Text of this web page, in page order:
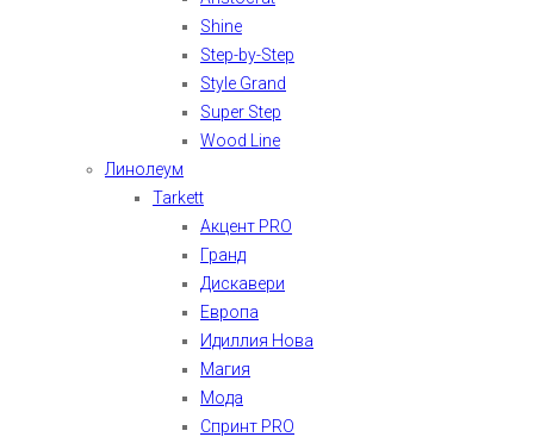
Shine
Step-by-Step
Style Grand
Super Step
Wood Line
Линолеум
Tarkett
Акцент PRO
Гранд
Дискавери
Европа
Идиллия Нова
Магия
Мода
Спринт PRO